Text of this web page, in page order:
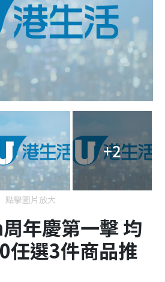
+2
點擊圖片放大
周年慶第一擊均
任選3件商品推